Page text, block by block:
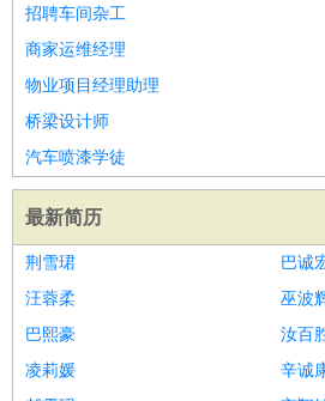
招聘车间杂工
商家运维经理
物业项目经理助理
桥梁设计师
汽车喷漆学徒
最新简历
荆雪珺
巴诚
汪蓉柔
巫波
巴熙豪
汝百
凌莉媛
辛诚